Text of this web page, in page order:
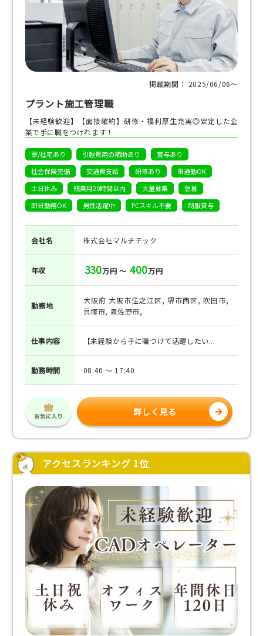
掲載期間： 2025/06/06〜
プラント施工管理職
【未経験歓迎】【面接確約】研修・福利厚生充実◎安定した企
業で手に職をつけれます！
寮/社宅あり 引越費用の補助あり
賞与あり
社会保険完備
交通費支給 研修あり
車通勤OK
土日休み
残業月20時間以内 大量募集
急募
即日勤務OK
男性活躍中 PCスキル不要 制服貸与
会社名 株式会社マルチテック
年収 330万円 ～ 400万円
勤務地
大阪府 大阪市住之江区, 堺市西区, 吹田市,
貝塚市, 泉佐野市,
仕事内容 【未経験から手に職つけて活躍したい...
勤務時間 08:40 ～ 17:40
詳しく見る
アクセスランキング 1位